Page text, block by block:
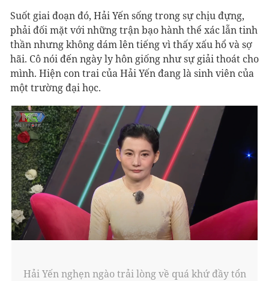
Suốt giai đoạn đó, Hải Yến sống trong sự chịu đựng,
phải đối mặt với những trận bạo hành thể xác lẫn tinh
thần nhưng không dám lên tiếng vì thấy xấu hổ và sợ
hãi. Cô nói đến ngày ly hôn giống như sự giải thoát cho
mình. Hiện con trai của Hải Yến đang là sinh viên của
một trường đại học.
Hải Yến nghẹn ngào trải lòng về quá khứ đầy tổn